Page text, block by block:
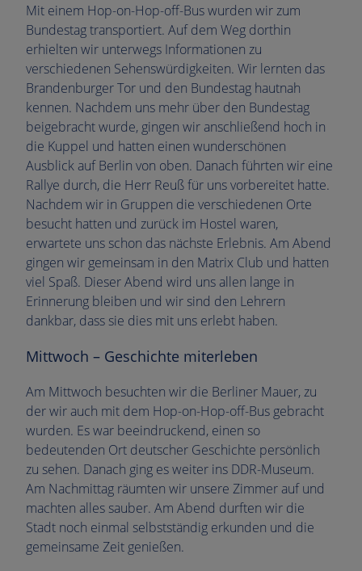
Mit einem Hop-on-Hop-off-Bus wurden wir zum
Bundestag transportiert. Auf dem Weg dorthin
erhielten wir unterwegs Informationen zu
verschiedenen Sehenswürdigkeiten. Wir lernten das
Brandenburger Tor und den Bundestag hautnah
kennen. Nachdem uns mehr über den Bundestag
beigebracht wurde, gingen wir anschließend hoch in
die Kuppel und hatten einen wunderschönen
Ausblick auf Berlin von oben. Danach führten wir eine
Rallye durch, die Herr Reuß für uns vorbereitet hatte.
Nachdem wir in Gruppen die verschiedenen Orte
besucht hatten und zurück im Hostel waren,
erwartete uns schon das nächste Erlebnis. Am Abend
gingen wir gemeinsam in den Matrix Club und hatten
viel Spaß. Dieser Abend wird uns allen lange in
Erinnerung bleiben und wir sind den Lehrern
dankbar, dass sie dies mit uns erlebt haben.
Mittwoch – Geschichte miterleben
Am Mittwoch besuchten wir die Berliner Mauer, zu
der wir auch mit dem Hop-on-Hop-off-Bus gebracht
wurden. Es war beeindruckend, einen so
bedeutenden Ort deutscher Geschichte persönlich
zu sehen. Danach ging es weiter ins DDR-Museum.
Am Nachmittag räumten wir unsere Zimmer auf und
machten alles sauber. Am Abend durften wir die
Stadt noch einmal selbstständig erkunden und die
gemeinsame Zeit genießen.